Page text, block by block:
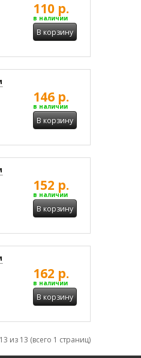
110 р.
в наличии
В корзину
146 р.
в наличии
В корзину
152 р.
в наличии
В корзину
162 р.
в наличии
В корзину
из 13 (всего 1 страниц)